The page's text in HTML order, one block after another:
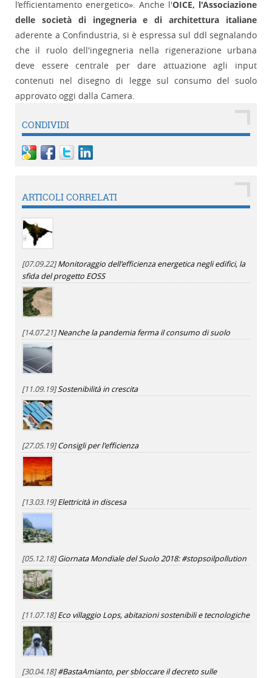
l’efficientamento energetico». Anche l'OICE, l'Associazione
delle società di ingegneria e di architettura italiane
aderente a Confindustria, si è espressa sul ddl segnalando
che il ruolo dell'ingegneria nella rigenerazione urbana
deve essere centrale per dare attuazione agli input
contenuti nel disegno di legge sul consumo del suolo
approvato oggi dalla Camera.
CONDIVIDI
ARTICOLI CORRELATI
[07.09.22]Monitoraggio dell'efficienza energetica negli edifici, la
sfida del progetto EOSS
[14.07.21]Neanche la pandemia ferma il consumo di suolo
[11.09.19]Sostenibilità in crescita
[27.05.19]Consigli per l'efficienza
[13.03.19]Elettricità in discesa
[05.12.18]Giornata Mondiale del Suolo 2018: #stopsoilpollution
[11.07.18]Eco villaggio Lops, abitazioni sostenibili e tecnologiche
[30.04.18]#BastaAmianto, per sbloccare il decreto sulle